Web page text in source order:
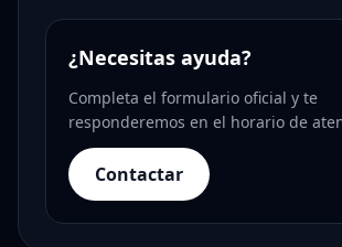
¿Necesitas ayuda?
Completa el formulario oficial y te
responderemos en el horario de
Contactar